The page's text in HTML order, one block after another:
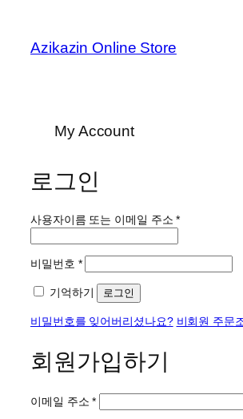
Azikazin Online Store
My Account
로그인
사용자이름 또는 이메일 주소*필
비밀번호 *필
항
기억하기 로그인
비밀번호를 잊어버리셨나요? 비회원 주문
회원가입하기
이메일 주소*필